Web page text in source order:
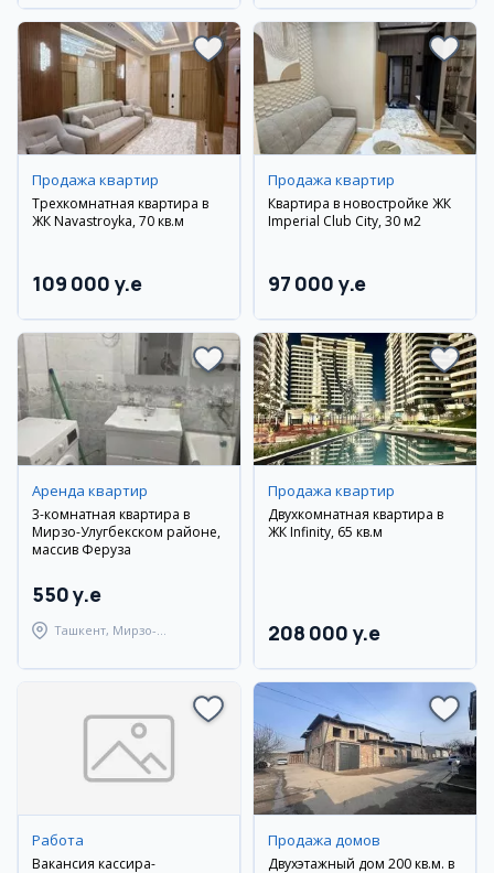
район
Продажа квартир
Трехкомнатная квартира в
ЖК Navastroyka, 70 кв.м
109 000 y.e
Продажа квартир
Квартира в новостройке ЖК
Imperial Club City, 30 м2
97 000 y.e
Аренда квартир
3-комнатная квартира в
Мирзо-Улугбекском районе,
массив Феруза
550 y.e
Ташкент, Мирзо-
Продажа квартир
Двухкомнатная квартира в
ЖК Infinity, 65 кв.м
208 000 y.e
Работа
Вакансия кассира-
Продажа домов
Двухэтажный дом 200 кв.м. в